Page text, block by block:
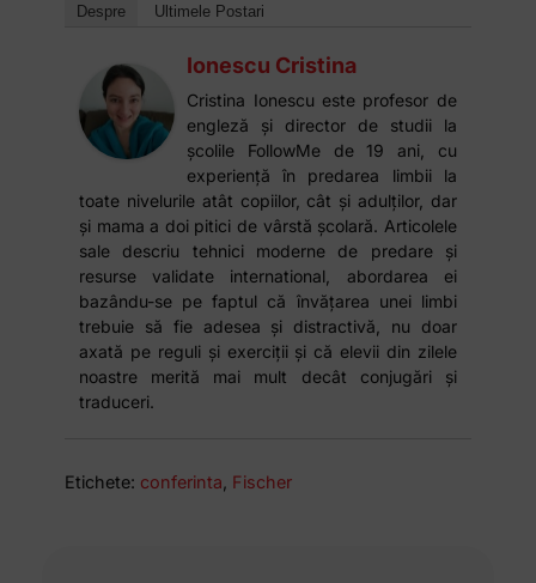
Despre Ultimele Postari
Ionescu Cristina
Cristina Ionescu este profesor de
engleză și director de studii la
școlile FollowMe de 19 ani, cu
experiență în predarea limbii la
toate nivelurile atât copiilor, cât și adulților, dar
și mama a doi pitici de vârstă școlară. Articolele
sale descriu tehnici moderne de predare și
resurse validate international, abordarea ei
bazându-se pe faptul că învățarea unei limbi
trebuie să fie adesea și distractivă, nu doar
axată pe reguli și exerciții și că elevii din zilele
noastre merită mai mult decât conjugări și
traduceri.
Etichete: conferinta, Fischer